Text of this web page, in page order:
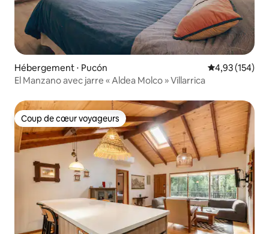
Hébergement ⋅ Pucón Évaluation
4,93 (154)
El Manzano avec jarre « Aldea Molco » Villarrica
Coup de cœur voyageurs
Coup de cœur voyageurs